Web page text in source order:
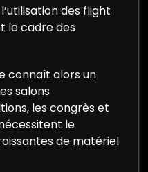
des flight
le cadre des
connaît alors un
salons
les congrès et
le
de matériel